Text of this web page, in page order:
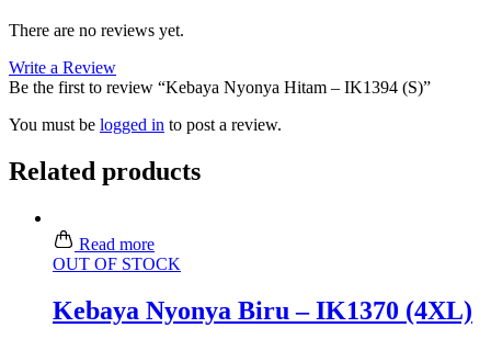
There are no reviews yet.
Write a Review
Be the first to review “Kebaya Nyonya Hitam – IK1394 (S)”
You must be logged in to post a review.
Related products
Read more
OUT OF STOCK
Kebaya Nyonya Biru – IK1370 (4XL)